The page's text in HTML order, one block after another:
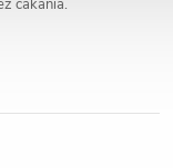
čakania.